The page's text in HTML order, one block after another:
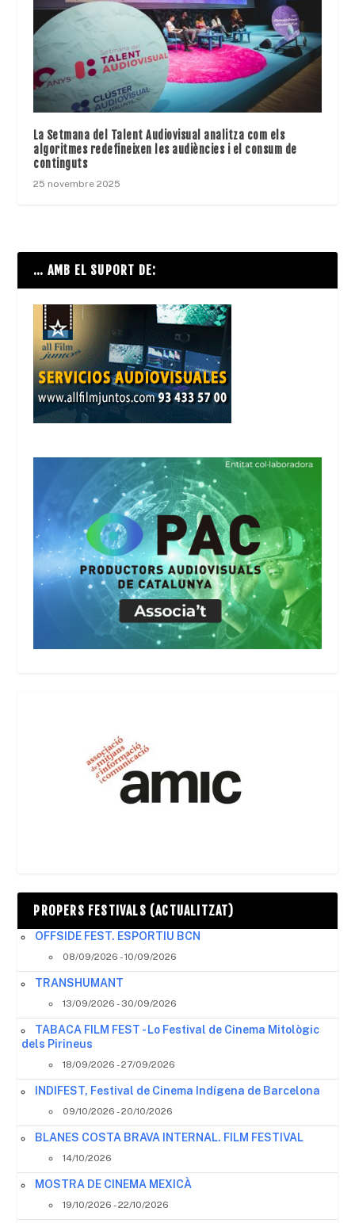
La Setmana del Talent Audiovisual analitza com els
algoritmes redefineixen les audiències i el consum de
continguts
25 novembre 2025
… AMB EL SUPORT DE:
PROPERS FESTIVALS (ACTUALITZAT)
OFFSIDE FEST. ESPORTIU BCN
08/09/2026 - 10/09/2026
TRANSHUMANT
13/09/2026 - 30/09/2026
TABACA FILM FEST - Lo Festival de Cinema Mitològic
dels Pirineus
18/09/2026 - 27/09/2026
INDIFEST, Festival de Cinema Indígena de Barcelona
09/10/2026 - 20/10/2026
BLANES COSTA BRAVA INTERNAL. FILM FESTIVAL
14/10/2026
MOSTRA DE CINEMA MEXICÀ
19/10/2026 - 22/10/2026